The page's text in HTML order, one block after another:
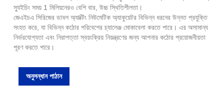
স্যুইচিং সময় 1 মিলিয়নেরও বেশি বার, উচ্চ স্থিতিশীলতা।
জেএইচএ সিরিজের ডাবল অ্যাক্টিং নিউমেটিক অ্যাকুয়েটর বিভিন্ন ধরনের উন্নত প্রযুক্তি
সংহত করে, যা বিভিন্ন কঠোর পরিবেশের চ্যালেঞ্জ মোকাবেলা করতে পারে। এর অসামান্য
নির্ভরযোগ্যতা এবং নিরাপত্তা স্বয়ংক্রিয় নিয়ন্ত্রণের জন্য আপনার কঠোর প্রয়োজনীয়তা
পূরণ করতে পারে।
অনুসন্ধান পাঠান